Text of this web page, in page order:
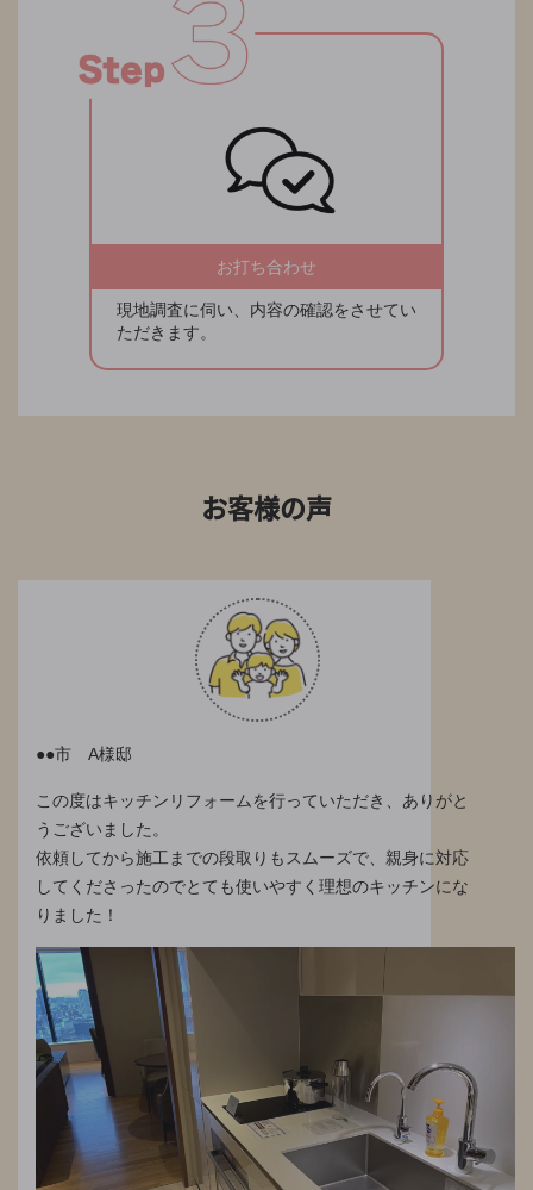
お打ち合わせ
現地調査に伺い、内容の確認をさせてい
ただきます。
お客様の声
●●市 A様邸
この度はキッチンリフォームを行っていただき、ありがと
うございました。
依頼してから施工までの段取りもスムーズで、親身に対応
してくださったのでとても使いやすく理想のキッチンにな
りました！